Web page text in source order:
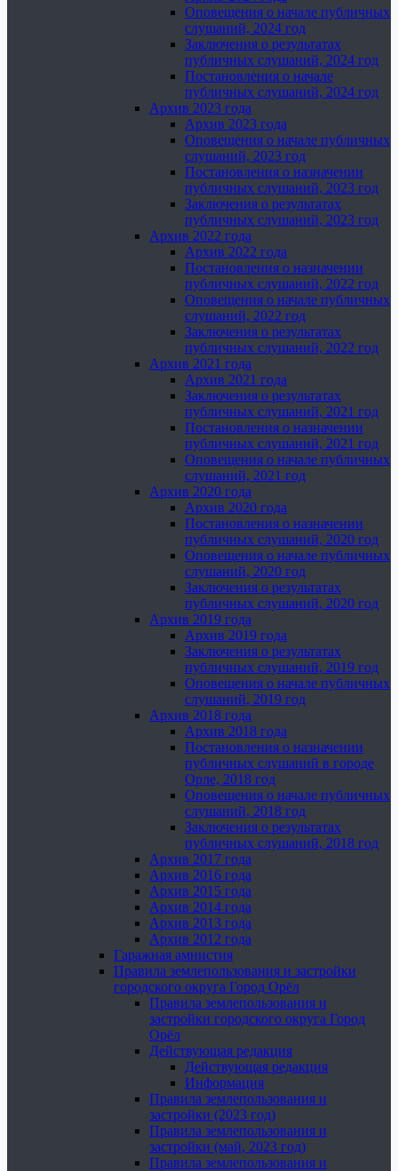
Оповещения о начале публичных
слушаний, 2024 год
Заключения о результатах
публичных слушаний, 2024 год
Постановления о начале
публичных слушаний, 2024 год
Архив 2023 года
Архив 2023 года
Оповещения о начале публичных
слушаний, 2023 год
Постановления о назначении
публичных слушаний, 2023 год
Заключения о результатах
публичных слушаний, 2023 год
Архив 2022 года
Архив 2022 года
Постановления о назначении
публичных слушаний, 2022 год
Оповещения о начале публичных
слушаний, 2022 год
Заключения о результатах
публичных слушаний, 2022 год
Архив 2021 года
Архив 2021 года
Заключения о результатах
публичных слушаний, 2021 год
Постановления о назначении
публичных слушаний, 2021 год
Оповещения о начале публичных
слушаний, 2021 год
Архив 2020 года
Архив 2020 года
Постановления о назначении
публичных слушаний, 2020 год
Оповещения о начале публичных
слушаний, 2020 год
Заключения о результатах
публичных слушаний, 2020 год
Архив 2019 года
Архив 2019 года
Заключения о результатах
публичных слушаний, 2019 год
Оповещения о начале публичных
слушаний, 2019 год
Архив 2018 года
Архив 2018 года
Постановления о назначении
публичных слушаний в городе
Орле, 2018 год
Оповещения о начале публичных
слушаний, 2018 год
Заключения о результатах
публичных слушаний, 2018 год
Архив 2017 года
Архив 2016 года
Архив 2015 года
Архив 2014 года
Архив 2013 года
Архив 2012 года
Гаражная амнистия
Правила землепользования и застройки
городского округа Город Орёл
Правила землепользования и
застройки городского округа Город
Орёл
Действующая редакция
Действующая редакция
Информация
Правила землепользования и
застройки (2023 год)
Правила землепользования и
застройки (май, 2023 год)
Правила землепользования и